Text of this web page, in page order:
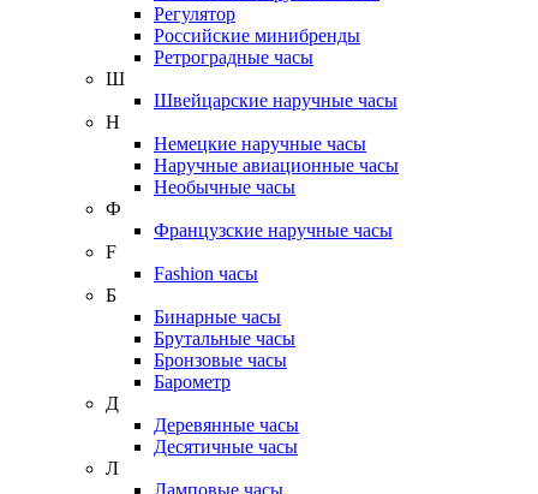
Регулятор
Российские минибренды
Ретроградные часы
Ш
Швейцарские наручные часы
Н
Немецкие наручные часы
Наручные авиационные часы
Необычные часы
Ф
Французские наручные часы
F
Fashion часы
Б
Бинарные часы
Брутальные часы
Бронзовые часы
Барометр
Д
Деревянные часы
Десятичные часы
Л
Ламповые часы